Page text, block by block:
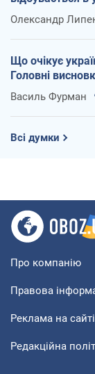
Олександр
Що очікує
Головні
Василь Фурман
Всі думки
Про компанію
Правова
Реклама на сайті
Редакційна